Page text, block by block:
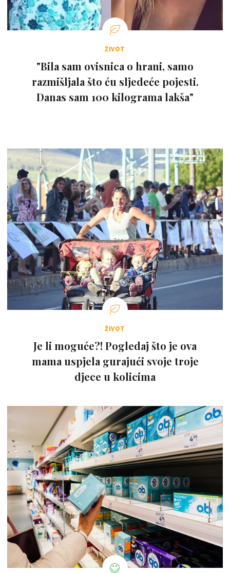
ŽIVOT
"Bila sam ovisnica o hrani, samo
razmišljala što ću sljedeće pojesti.
Danas sam 100 kilograma lakša"
ŽIVOT
Je li moguće?! Pogledaj što je ova
mama uspjela gurajući svoje troje
djece u kolicima